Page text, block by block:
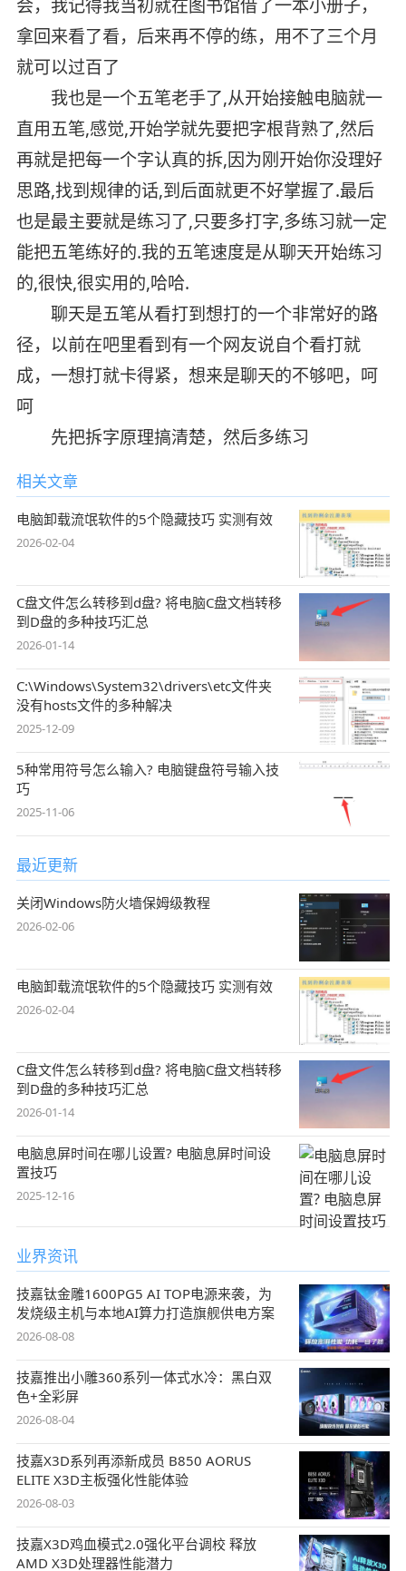
会，我记得我当初就在图书馆借了一本小册子，
拿回来看了看，后来再不停的练，用不了三个月
就可以过百了
我也是一个五笔老手了,从开始接触电脑就一
直用五笔,感觉,开始学就先要把字根背熟了,然后
再就是把每一个字认真的拆,因为刚开始你没理好
思路,找到规律的话,到后面就更不好掌握了.最后
也是最主要就是练习了,只要多打字,多练习就一定
能把五笔练好的.我的五笔速度是从聊天开始练习
的,很快,很实用的,哈哈.
聊天是五笔从看打到想打的一个非常好的路
径，以前在吧里看到有一个网友说自个看打就
成，一想打就卡得紧，想来是聊天的不够吧，呵
呵
先把拆字原理搞清楚，然后多练习
相关文章
电脑卸载流氓软件的5个隐藏技巧 实测有效
2026-02-04
C盘文件怎么转移到d盘? 将电脑C盘文档转移
到D盘的多种技巧汇总
2026-01-14
C:\Windows\System32\drivers\etc文件夹
没有hosts文件的多种解决
2025-12-09
5种常用符号怎么输入? 电脑键盘符号输入技
巧
2025-11-06
最近更新
关闭Windows防火墙保姆级教程
2026-02-06
电脑卸载流氓软件的5个隐藏技巧 实测有效
2026-02-04
C盘文件怎么转移到d盘? 将电脑C盘文档转移
到D盘的多种技巧汇总
2026-01-14
电脑息屏时间在哪儿设置? 电脑息屏时间设
置技巧
2025-12-16
业界资讯
技嘉钛金雕1600PG5 AI TOP电源来袭，为
发烧级主机与本地AI算力打造旗舰供电方案
2026-08-08
技嘉推出小雕360系列一体式水冷：黑白双
色+全彩屏
2026-08-04
技嘉X3D系列再添新成员 B850 AORUS
ELITE X3D主板强化性能体验
2026-08-03
技嘉X3D鸡血模式2.0强化平台调校 释放
AMD X3D处理器性能潜力